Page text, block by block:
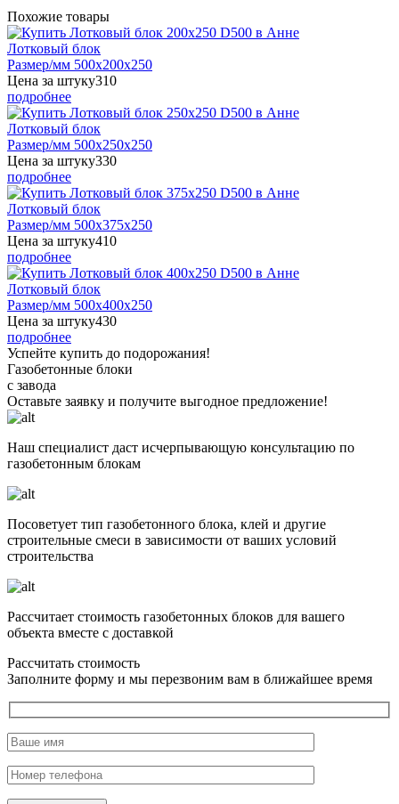
Похожие товары
Лотковый блок
Размер/мм 500x200x250
Цена за штуку310
подробнее
Лотковый блок
Размер/мм 500x250x250
Цена за штуку330
подробнее
Лотковый блок
Размер/мм 500x375x250
Цена за штуку410
подробнее
Лотковый блок
Размер/мм 500x400x250
Цена за штуку430
подробнее
Успейте купить до подорожания!
Газобетонные блоки
с завода
Оставьте заявку и получите выгодное предложение!
Наш специалист даст исчерпывающую консультацию по
газобетонным блокам
Посоветует тип газобетонного блока, клей и другие
строительные смеси в зависимости от ваших условий
строительства
Рассчитает стоимость газобетонных блоков для вашего
объекта вместе с доставкой
Рассчитать стоимость
Заполните форму и мы перезвоним вам в ближайшее время